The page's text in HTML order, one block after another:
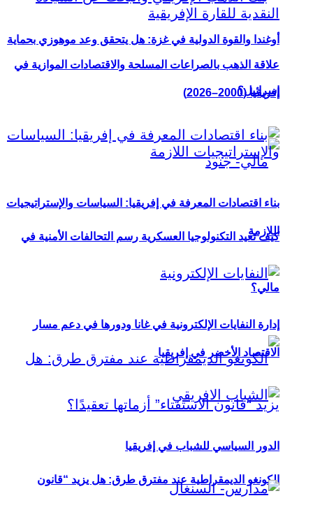
أوغندا والقوة الدولية في غزة: هل يتحقق وعد موهوزي بحماية
إسرائيل؟
كيف تعيد التكنولوجيا العسكرية رسم التحالفات الأمنية في
مالي؟
الكونغو الديمقراطية عند مفترق طرق: هل يزيد “قانون
علاقة الذهب بالصراعات المسلحة والاقتصادات الموازية في
إفريقيا (2000–2026)
بناء اقتصادات المعرفة في إفريقيا: السياسات والإستراتيجيات
اللازمة
إدارة النفايات الإلكترونية في غانا ودورها في دعم مسار
الاقتصاد الأخضر في إفريقيا
الدور السياسي للشباب في إفريقيا